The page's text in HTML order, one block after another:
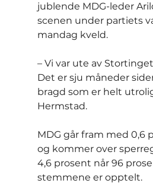
jublende MDG-leder
scenen under partiets
mandag kveld.
– Vi var ute av
Det er sju måneder
bragd som er helt
Hermstad.
MDG går fram med 0,6
og kommer over
4,6 prosent når 96
stemmene er opptelt.